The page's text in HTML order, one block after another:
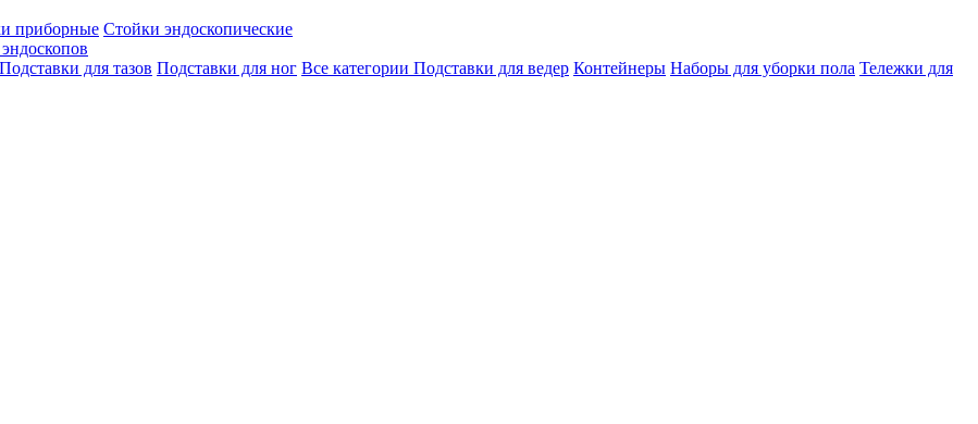
приборные Стойки эндоскопические
Подставки для тазов Подставки для ног Все категории Подставки для ведер Контейнеры Наборы для уборки пола Тележки для